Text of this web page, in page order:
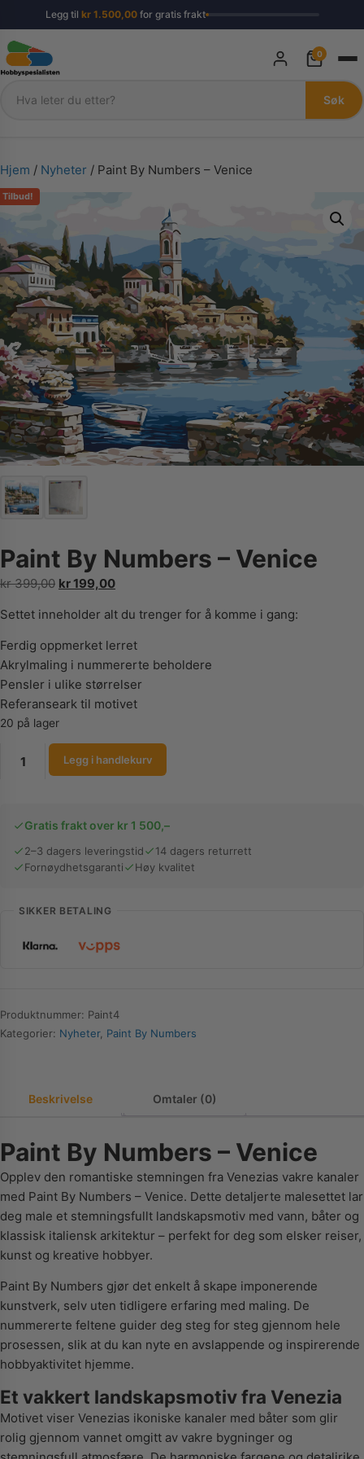
Legg til kr1.500,00for gratis frakt
Søk
Søk
0
Hjem / Nyheter / Paint By Numbers – Venice
Tilbud!
Paint By Numbers – Venice
kr399,00 Opprinnelig
var:
kr 399,00.
kr 199,00Nåværende
er:
kr 199,00.
Settet inneholder alt du trenger for å komme i gang:
Ferdig oppmerket lerret
Akrylmaling i nummererte beholdere
Pensler i ulike størrelser
Referanseark til motivet
20 på lager
Venice
antall
Legg i handlekurv
Gratis frakt over kr 1 500,–
2–3 dagers leveringstid
14 dagers returrett
Fornøydhetsgaranti
Høy kvalitet
SIKKER BETALING
Produktnummer: Paint4
Kategorier: Nyheter, Paint By Numbers
Beskrivelse Omtaler (0)
Paint By Numbers – Venice
Opplev den romantiske stemningen fra Venezias vakre kanaler
med Paint By Numbers – Venice. Dette detaljerte malesettet lar
deg male et stemningsfullt landskapsmotiv med vann, båter og
klassisk italiensk arkitektur – perfekt for deg som elsker reiser,
kunst og kreative hobbyer.
Paint By Numbers gjør det enkelt å skape imponerende
kunstverk, selv uten tidligere erfaring med maling. De
nummererte feltene guider deg steg for steg gjennom hele
prosessen, slik at du kan nyte en avslappende og inspirerende
hobbyaktivitet hjemme.
Et vakkert landskapsmotiv fra Venezia
Motivet viser Venezias ikoniske kanaler med båter som glir
rolig gjennom vannet omgitt av vakre bygninger og